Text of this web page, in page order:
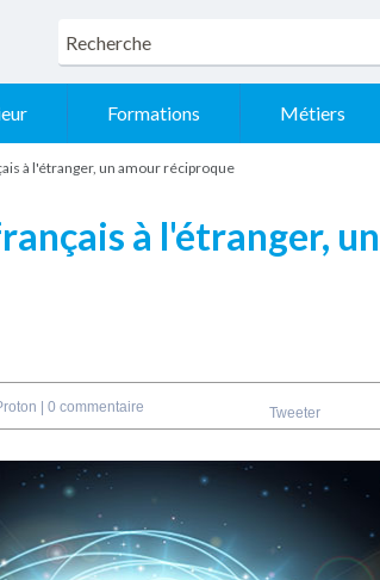
Formations Métiers
à l'étranger, un amour réciproque
à l'étranger,
|0 commentaire Tweeter